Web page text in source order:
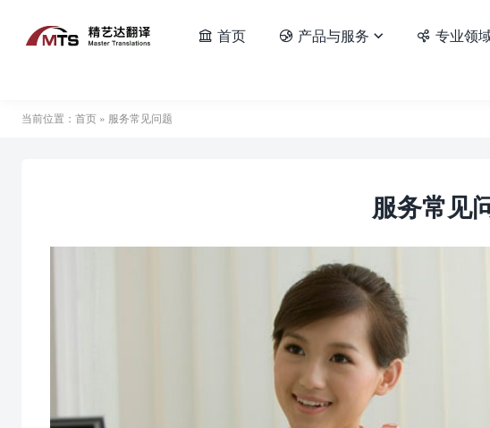
 首页  产品与服务   专业领
当前位置： 首页 » 服务常见问题
服务常见